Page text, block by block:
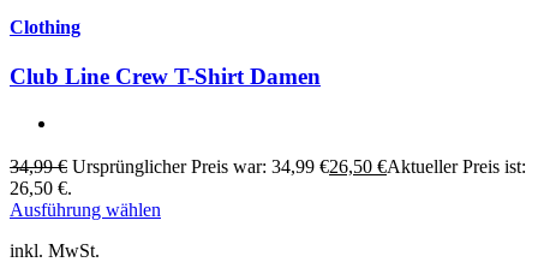
Clothing
Club Line Crew T-Shirt Damen
34,99€ Ursprünglicher Preis war: 34,99 €26,50 €Aktueller Preis ist:
26,50 €.
Ausführung wählen
inkl. MwSt.